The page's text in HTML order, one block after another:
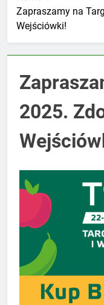
Zapraszamy na
Wejściówki!
2025.